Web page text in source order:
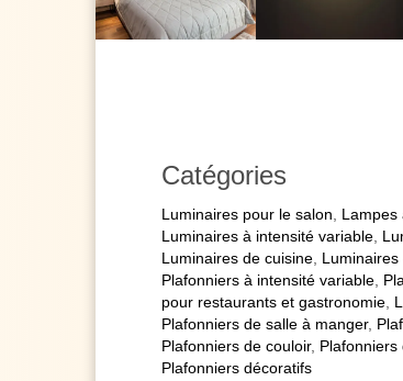
Catégories
Luminaires pour le salon, Lampes
Luminaires à intensité variable,
Luminaires de cuisine, Luminaires
Plafonniers à intensité variable,
pour restaurants et gastronomie,
Plafonniers de salle à manger,
Plafonniers de couloir, Plafonniers
Plafonniers décoratifs